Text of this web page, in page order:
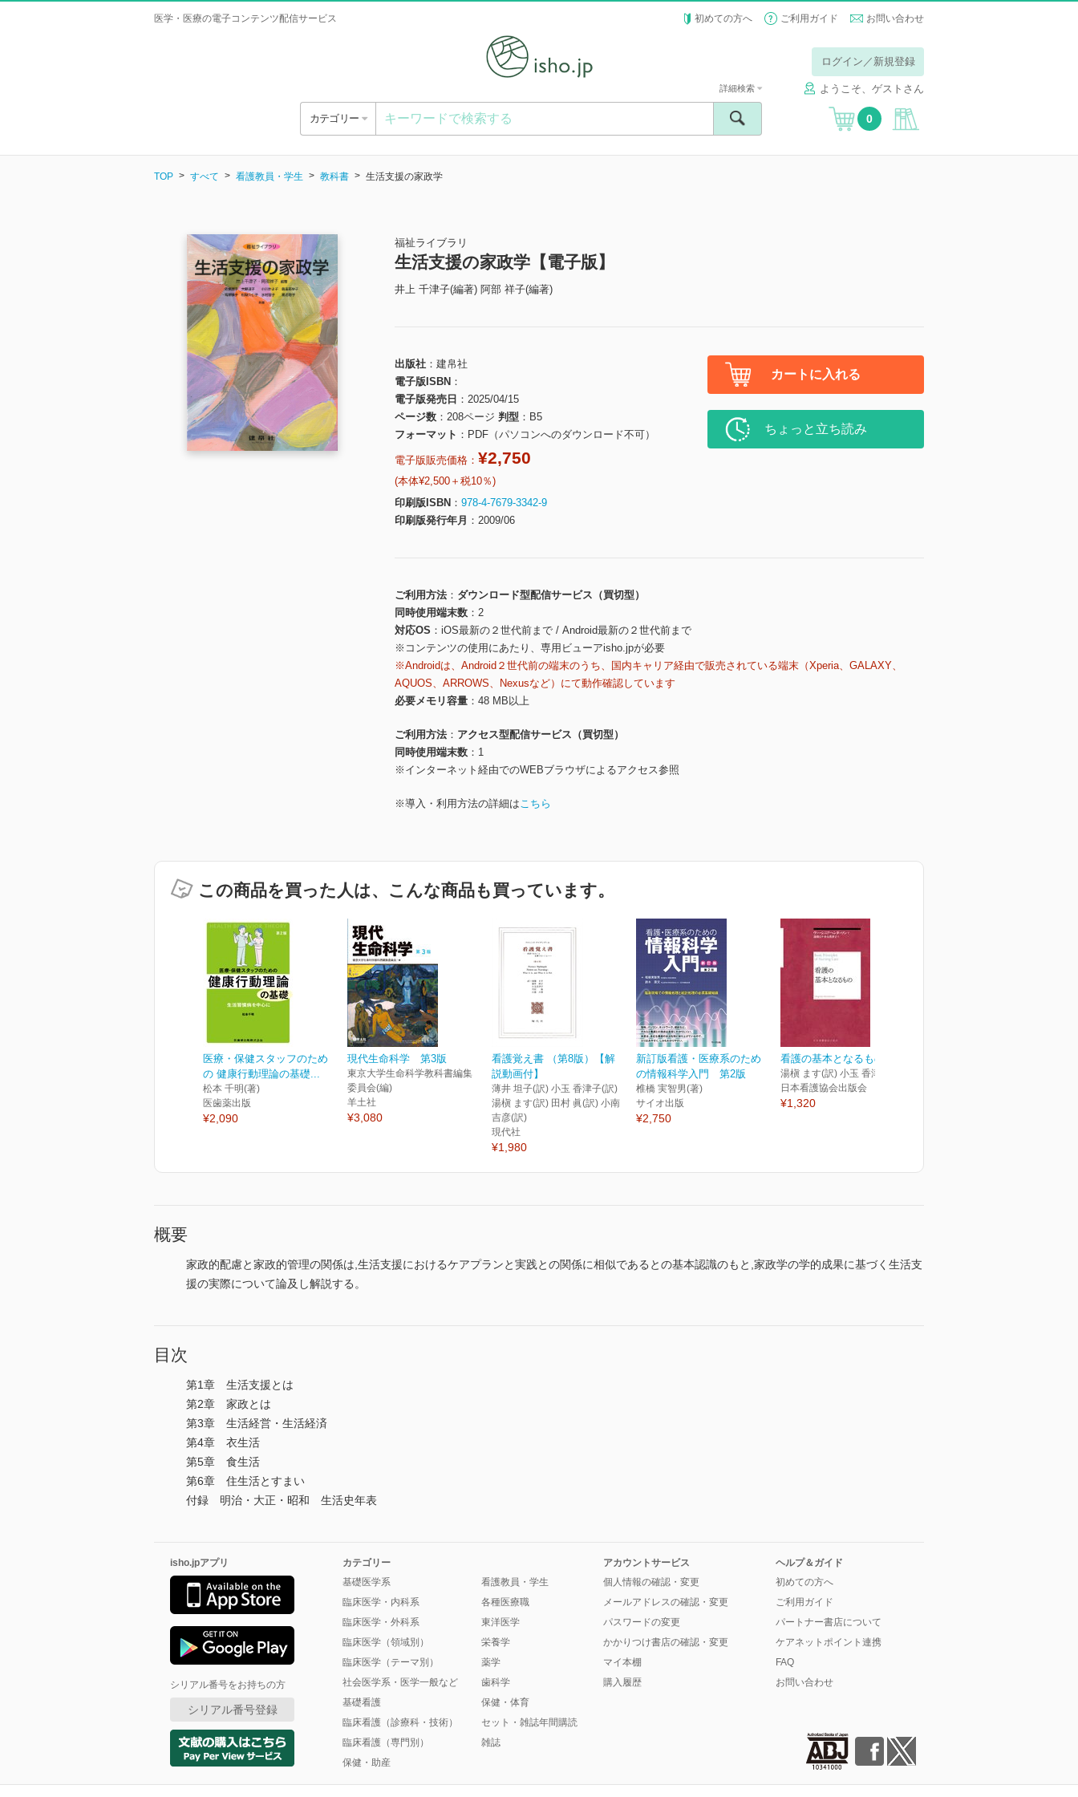
医学・医療の電子コンテンツ配信サービス 初めての方へ ご利用ガイド お問い合わせ
ログイン／新規登録
ようこそ、ゲストさん
カテゴリー
詳細検索
0
TOP すべて 看護教員・学生 教科書 生活支援の家政学
福祉ライブラリ
生活支援の家政学【電子版】
井上 千津子(編著) 阿部 祥子(編著)
出版社
建帛社
電子版ISBN
電子版発売日
2025/04/15
ページ数
208ページ 判型
B5
フォーマット
PDF（パソコンへのダウンロード不可）
電子版販売価格： ¥2,750
(本体¥2,500＋税10％)
印刷版ISBN
978-4-7679-3342-9
印刷版発行年月
2009/06
カートに入れる
ちょっと立ち読み
ご利用方法
ダウンロード型配信サービス（買切型）
同時使用端末数
2
対応OS
iOS最新の２世代前まで / Android最新の２世代前まで
※コンテンツの使用にあたり、専用ビューアisho.jpが必要
※Androidは、Android２世代前の端末のうち、国内キャリア経由で販売されている端末（Xperia、GALAXY、
AQUOS、ARROWS、Nexusなど）にて動作確認しています
必要メモリ容量
48 MB以上
ご利用方法
アクセス型配信サービス（買切型）
同時使用端末数
1
※インターネット経由でのWEBブラウザによるアクセス参照
※導入・利用方法の詳細はこちら
この商品を買った人は、こんな商品も買っています。
医療・保健スタッフのため
の 健康行動理論の基礎...
松本 千明(著)
医歯薬出版
¥2,090
現代生命科学 第3版
東京大学生命科学教科書編集
委員会(編)
羊土社
¥3,080
看護覚え書 （第8版）【解
説動画付】
薄井 坦子(訳) 小玉 香津子(訳)
湯槇 ます(訳) 田村 眞(訳) 小南
吉彦(訳)
現代社
¥1,980
新訂版看護・医療系のため
の情報科学入門 第2版
椎橋 実智男(著)
サイオ出版
¥2,750
看護の基本となるもの
湯槇 ます(訳) 小玉 香津子(訳)
日本看護協会出版会
¥1,320
概要
家政的配慮と家政的管理の関係は,生活支援におけるケアプランと実践との関係に相似であるとの基本認識のもと,家政学の学的成果に基づく生活支
援の実際について論及し解説する。
目次
第1章 生活支援とは
第2章 家政とは
第3章 生活経営・生活経済
第4章 衣生活
第5章 食生活
第6章 住生活とすまい
付録 明治・大正・昭和 生活史年表
isho.jpアプリ
シリアル番号をお持ちの方
シリアル番号登録
カテゴリー
基礎医学系
臨床医学・内科系
臨床医学・外科系
臨床医学（領域別）
臨床医学（テーマ別）
社会医学系・医学一般など
基礎看護
臨床看護（診療科・技術）
臨床看護（専門別）
保健・助産
看護教員・学生
各種医療職
東洋医学
栄養学
薬学
歯科学
保健・体育
セット・雑誌年間購読
雑誌
アカウントサービス
個人情報の確認・変更
メールアドレスの確認・変更
パスワードの変更
かかりつけ書店の確認・変更
マイ本棚
購入履歴
ヘルプ＆ガイド
初めての方へ
ご利用ガイド
パートナー書店について
ケアネットポイント連携
FAQ
お問い合わせ